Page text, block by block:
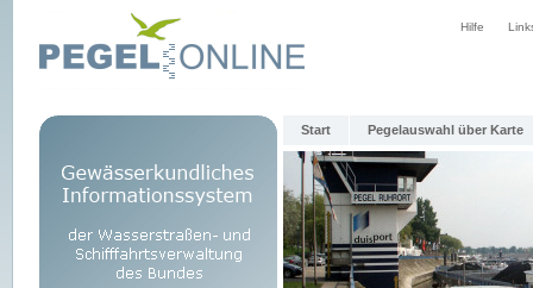
Hilfe
Start Pegelauswahl über Karte